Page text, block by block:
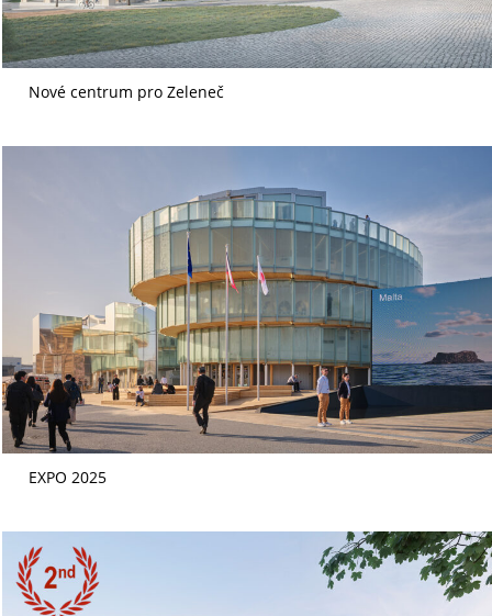
Nové centrum pro Zeleneč
EXPO 2025